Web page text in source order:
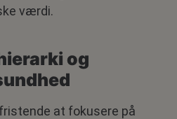
værdi.
og
at fokusere på